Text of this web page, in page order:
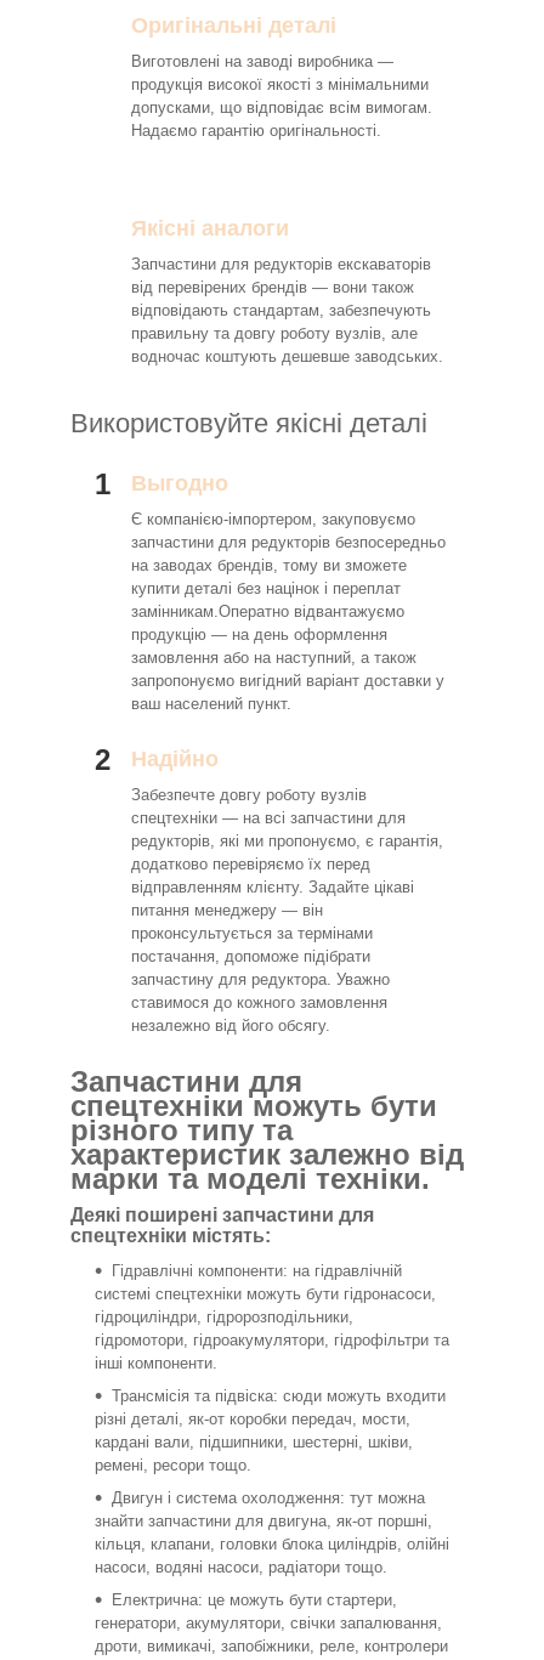
Оригінальні деталі
Виготовлені на заводі виробника —
продукція високої якості з мінімальними
допусками, що відповідає всім вимогам.
Надаємо гарантію оригінальності.
Якісні аналоги
Запчастини для редукторів екскаваторів
від перевірених брендів — вони також
відповідають стандартам, забезпечують
правильну та довгу роботу вузлів, але
водночас коштують дешевше заводських.
Використовуйте якісні деталі
1 Выгодно
Є компанією-імпортером, закуповуємо
запчастини для редукторів безпосередньо
на заводах брендів, тому ви зможете
купити деталі без націнок і переплат
замінникам.Оператно відвантажуємо
продукцію — на день оформлення
замовлення або на наступний, а також
запропонуємо вигідний варіант доставки у
ваш населений пункт.
2 Надійно
Забезпечте довгу роботу вузлів
спецтехніки — на всі запчастини для
редукторів, які ми пропонуємо, є гарантія,
додатково перевіряємо їх перед
відправленням клієнту. Задайте цікаві
питання менеджеру — він
проконсультується за термінами
постачання, допоможе підібрати
запчастину для редуктора. Уважно
ставимося до кожного замовлення
незалежно від його обсягу.
Запчастини для
спецтехніки можуть бути
різного типу та
характеристик залежно від
марки та моделі техніки.
Деякі поширені запчастини для
спецтехніки містять:
Гідравлічні компоненти: на гідравлічній
системі спецтехніки можуть бути гідронасоси,
гідроциліндри, гідророзподільники,
гідромотори, гідроакумулятори, гідрофільтри та
інші компоненти.
Трансмісія та підвіска: сюди можуть входити
різні деталі, як-от коробки передач, мости,
кардані вали, підшипники, шестерні, шківи,
ремені, ресори тощо.
Двигун і система охолодження: тут можна
знайти запчастини для двигуна, як-от поршні,
кільця, клапани, головки блока циліндрів, олійні
насоси, водяні насоси, радіатори тощо.
Електрична: це можуть бути стартери,
генератори, акумулятори, свічки запалювання,
дроти, вимикачі, запобіжники, реле, контролери